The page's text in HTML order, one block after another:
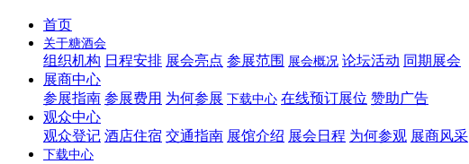
首页
关于糖酒会
组织机构 日程安排 展会亮点 参展范围 展会概况 论坛活动 同期展会
展商中心
参展指南 参展费用 为何参展 下载中心 在线预订展位 赞助广告
观众中心
观众登记 酒店住宿 交通指南 展馆介绍 展会日程 为何参观 展商风采
下载中心